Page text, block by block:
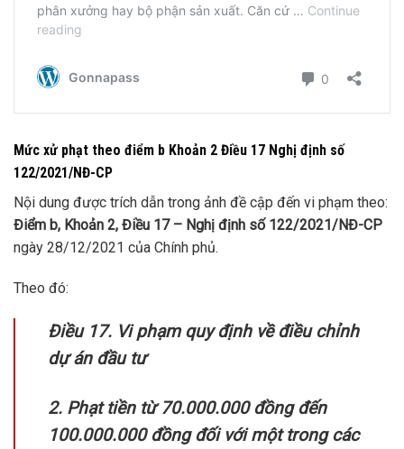
Mức xử phạt theo điểm b Khoản 2 Điều 17 Nghị định số
122/2021/NĐ-CP
Nội dung được trích dẫn trong ảnh đề cập đến vi phạm theo:
Điểm b, Khoản 2, Điều 17 – Nghị định số 122/2021/NĐ-CP
ngày 28/12/2021 của Chính phủ.
Theo đó:
Điều 17. Vi phạm quy định về điều chỉnh
dự án đầu tư
2. Phạt tiền từ 70.000.000 đồng đến
100.000.000 đồng đối với một trong các